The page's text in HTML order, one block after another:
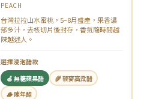
PEACH
台灣拉拉山水蜜桃，5–8月盛產，果香濃
郁多汁，去核切片後封存，香氣隨時間越
陳越迷人。
選擇浸泡醋款
🍏 無糖蘋果醋
🌾 藜麥高粱醋
🪵 陳年醋